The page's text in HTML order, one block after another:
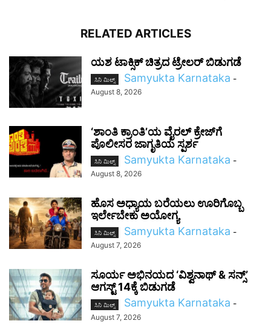
RELATED ARTICLES
ಯಶ ಟಾಕ್ಸಿಕ್ ಚಿತ್ರದ ಟ್ರೇಲರ್ ಬಿಡುಗಡೆ
ಸಿನಿ ಮಿಲ್ಸ್ Samyukta Karnataka -
August 8, 2026
‘ಶಾಂತಿ ಕ್ರಾಂತಿ’ಯ ವೈರಲ್ ಕ್ರೇಜ್‌ಗೆ
ಪೊಲೀಸರ ಜಾಗೃತಿಯ ಸ್ಪರ್ಶ
ಸಿನಿ ಮಿಲ್ಸ್ Samyukta Karnataka -
August 8, 2026
ಹೊಸ ಅಧ್ಯಾಯ ಬರೆಯಲು ಊರಿಗೊಬ್ಬ
ಇರ್ಲೇಬೇಕು ಅಯೋಗ್ಯ
ಸಿನಿ ಮಿಲ್ಸ್ Samyukta Karnataka -
August 7, 2026
ಸೂರ್ಯ ಅಭಿನಯದ ‘ವಿಶ್ವನಾಥ್ & ಸನ್ಸ್’
ಆಗಸ್ಟ್ 14ಕ್ಕೆ ಬಿಡುಗಡೆ
ಸಿನಿ ಮಿಲ್ಸ್ Samyukta Karnataka -
August 7, 2026